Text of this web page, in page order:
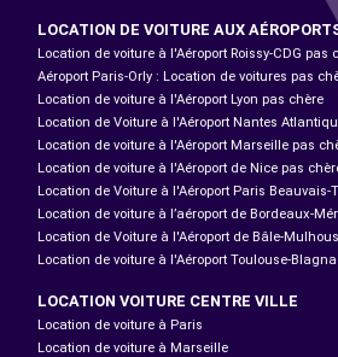
LOCATION DE VOITURE AUX
Location de voiture à l'Aéroport Roissy-CDG pas
Aéroport Paris-Orly : Location de voitures pas
Location de voiture à l'Aéroport Lyon pas chère
Location de Voiture à l'Aéroport Nantes
Location de voiture à l'Aéroport Marseille pas
Location de voiture à l'Aéroport de Nice pas
Location de Voiture à l'Aéroport Paris Beauvais-
Location de voiture à l’aéroport de Bordeaux-
Location de Voiture à l'Aéroport de Bâle-
Location de voiture à l'Aéroport Toulouse-
LOCATION VOITURE CENTRE VILLE
Location de voiture à Paris
Location de voiture à Marseille